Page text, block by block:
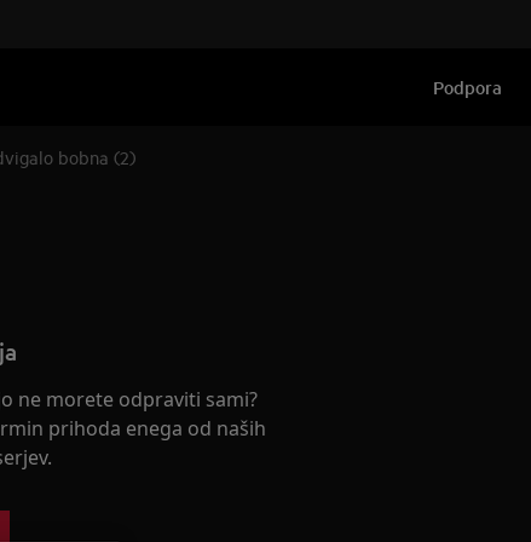
Podpora
bobna (2)
ne morete odpraviti sami?
prihoda enega od naših